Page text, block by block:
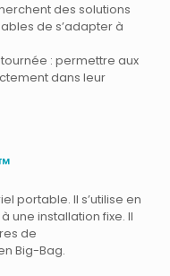
des solutions
de s’adapter à
: permettre aux
dans leur
portable. Il s’utilise en
une installation fixe. Il
de
Big-Bag.